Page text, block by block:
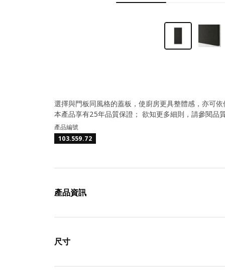
選擇與門板同風格的蓋板，使廚房更具整體感，亦可
本產品享有25年品質保證； 欲知更多細則，請參閱品
產品編號
103.559.72
產品資訊
尺寸